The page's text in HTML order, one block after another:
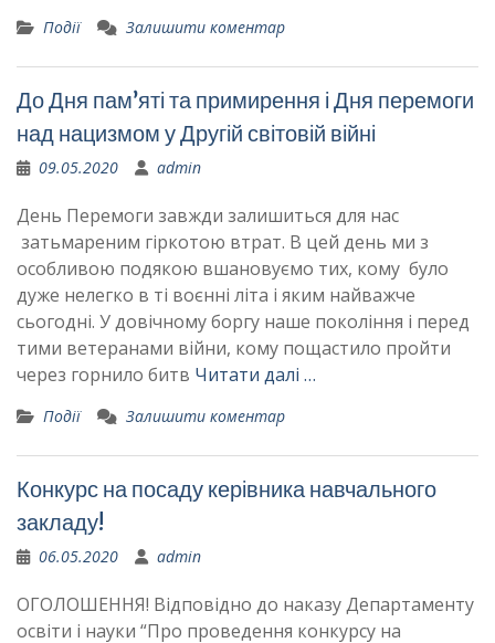
Події Залишити коментар
До Дня пам’яті та примирення і Дня перемоги
над нацизмом у Другій світовій війні
09.05.2020 admin
День Перемоги завжди залишиться для нас
затьмареним гіркотою втрат. В цей день ми з
особливою подякою вшановуємо тих, кому було
дуже нелегко в ті воєнні літа і яким найважче
сьогодні. У довічному боргу наше покоління і перед
тими ветеранами війни, кому пощастило пройти
через горнило битв Читати далі …
Події Залишити коментар
Конкурс на посаду керівника навчального
закладу!
06.05.2020 admin
ОГОЛОШЕННЯ! Відповідно до наказу Департаменту
освіти і науки “Про проведення конкурсу на